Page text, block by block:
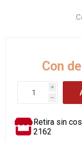
Con
i
h
Retira sin
2162